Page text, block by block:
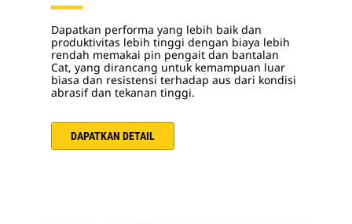
Dapatkan performa yang lebih baik dan
produktivitas lebih tinggi dengan biaya lebih
rendah memakai pin pengait dan bantalan
Cat, yang dirancang untuk kemampuan luar
biasa dan resistensi terhadap aus dari kondisi
abrasif dan tekanan tinggi.
DAPATKAN DETAIL